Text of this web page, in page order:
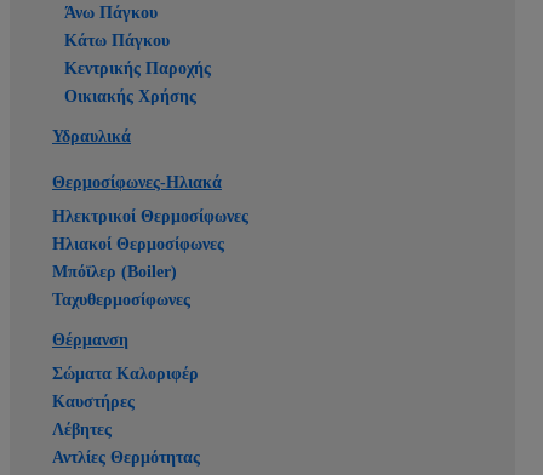
Άνω Πάγκου
Κάτω Πάγκου
Κεντρικής Παροχής
Οικιακής Χρήσης
Υδραυλικά
Θερμοσίφωνες-Ηλιακά
Ηλεκτρικοί Θερμοσίφωνες
Ηλιακοί Θερμοσίφωνες
Μπόϊλερ (Boiler)
Ταχυθερμοσίφωνες
Θέρμανση
Σώματα Καλοριφέρ
Καυστήρες
Λέβητες
Αντλίες Θερμότητας